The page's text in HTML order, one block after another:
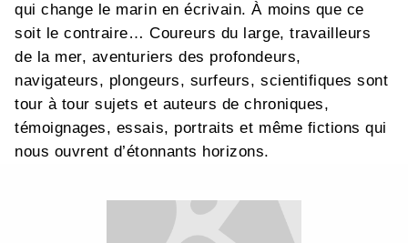
qui change le marin en écrivain. À moins que ce
soit le contraire… Coureurs du large, travailleurs
de la mer, aventuriers des profondeurs,
navigateurs, plongeurs, surfeurs, scientifiques sont
tour à tour sujets et auteurs de chroniques,
témoignages, essais, portraits et même fictions qui
nous ouvrent d’étonnants horizons.